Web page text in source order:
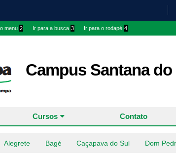
menu 2 Ir para a busca 3 Ir para o rodapé 4
Campus Santana
Cursos Contato
Alegrete Bagé Caçapava do Sul Dom